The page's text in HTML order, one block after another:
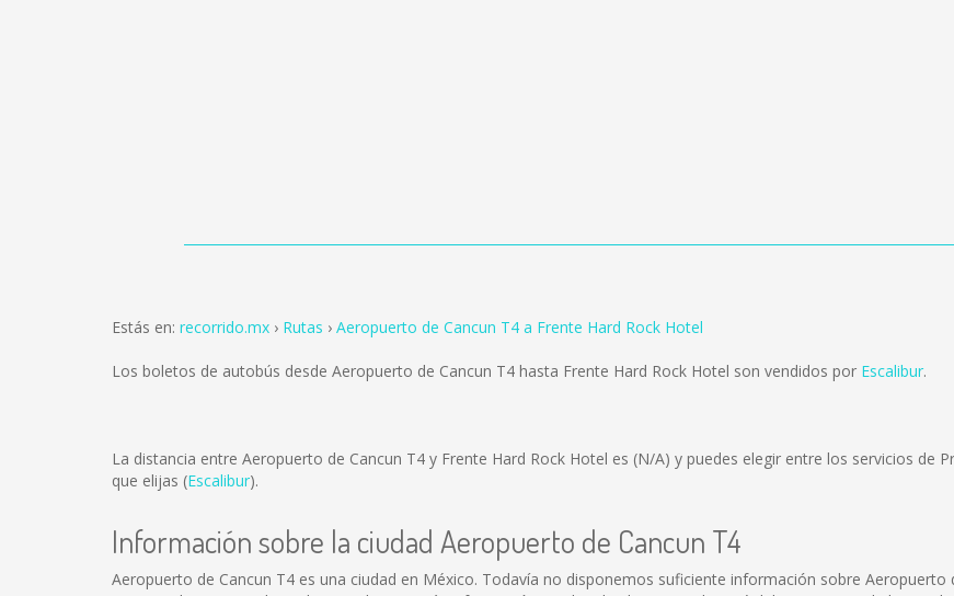
Estás en: recorrido.mx Rutas Aeropuerto de Cancun T4 a Frente Hard Rock Hotel
Los boletos de autobús desde Aeropuerto de Cancun T4 hasta Frente Hard Rock Hotel son vendidos por Escalibur.
La distancia entre Aeropuerto de Cancun T4 y Frente Hard Rock Hotel es (N/A) y puedes elegir entre los servicios de
que elijas (Escalibur).
Información sobre la ciudad Aeropuerto de Cancun T4
Aeropuerto de Cancun T4 es una ciudad en México. Todavía no disponemos suficiente información sobre